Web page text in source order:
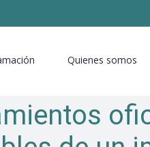
Quienes somos